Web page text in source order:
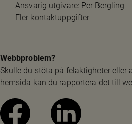
Ansvarig utgivare: Per Bergling
Fler kontaktuppgifter
Webbproblem?
Skulle du stöta på felaktigheter eller
hemsida kan du rapportera det till